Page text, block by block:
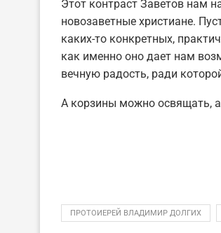
Этот контраст Заветов нам
новозаветные христиане.
каких-то конкретных,
как именно оно дает нам
вечную радость, ради
А корзины можно освящать,
ПРОТОИЕРЕЙ ВЛАДИМИР ДОЛГИХ